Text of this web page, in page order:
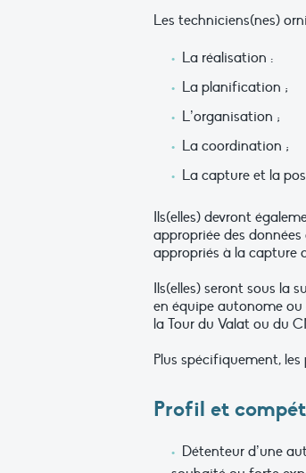
Les techniciens(nes)
La réalisation :
La planification ;
L’organisation ;
La coordination ;
La capture et la
Ils(elles) devront
appropriée des
appropriés à la capture
Ils(elles) seront sous la
en équipe autonome ou
la Tour du Valat ou du
Plus spécifiquement,
Profil et
Détenteur d’une